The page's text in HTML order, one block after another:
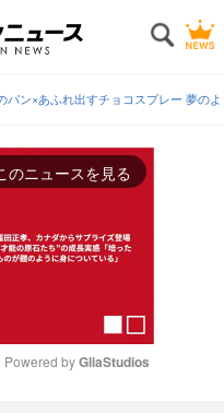
パン×あふれ出すチョコスプレー 夢の
のニュースを見る
Powered by GliaStudios